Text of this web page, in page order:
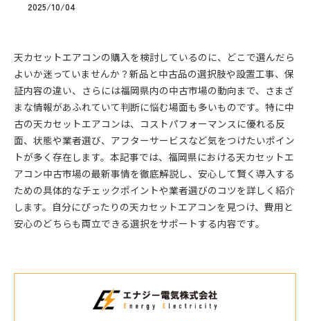
2025/10/04
天カセットエアコンの購入を検討しているのに、どこで選んだら
よいか迷っていませんか？新品と中古品の選択肢や設置工事、保
証内容の違い、さらには福岡県内の中古市場の動向まで、さまざ
まな情報があふれていて判断に悩む場面も多いものです。特に中
古の天カセットエアコンは、コストパフォーマンスに優れる反
面、状態や業者選び、アフターサービスなど気をつけたいポイン
トが多く存在します。本記事では、福岡県における天カセットエ
アコン中古市場の最新事情を徹底解説し、安心して賢く導入する
ための具体的なチェックポイントや業者選びのコツを詳しく紹介
します。自分にぴったりの天カセットエアコンを見つけ、費用と
安心のどちらも両立できる選択をサポートする内容です。